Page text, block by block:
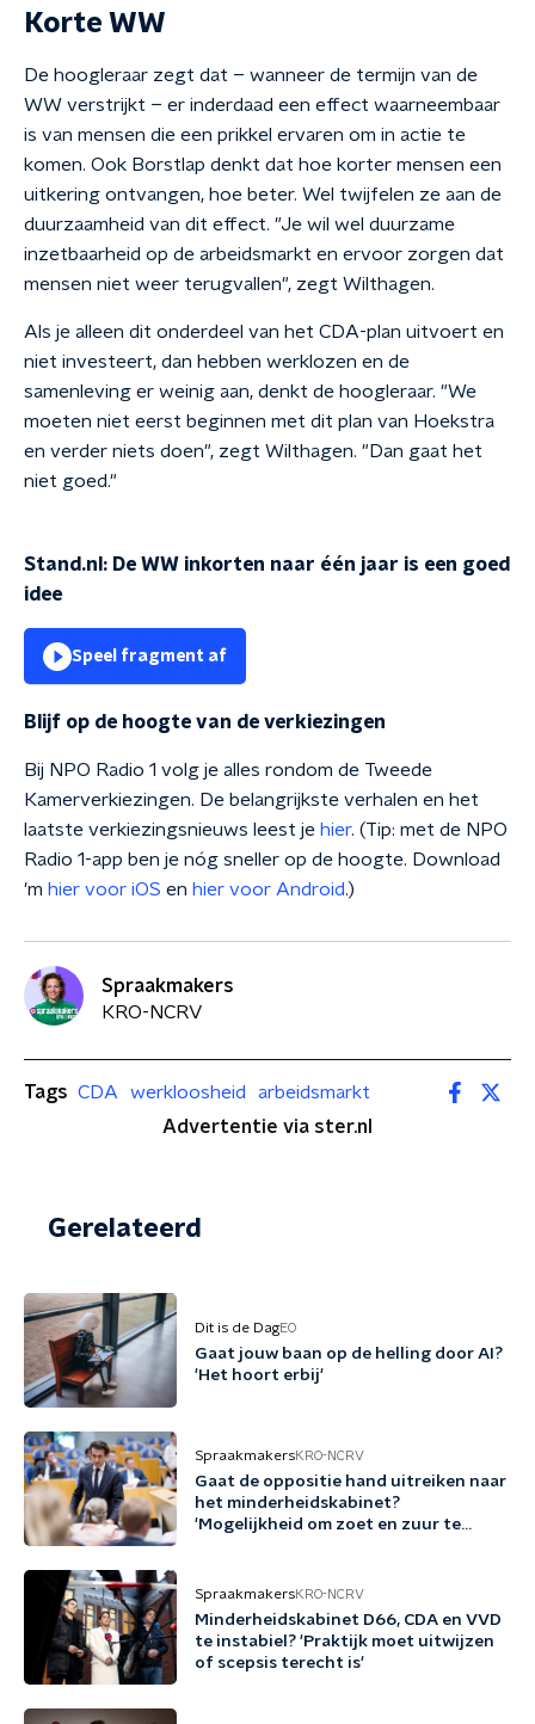
Korte WW
De hoogleraar zegt dat – wanneer de termijn van de
WW verstrijkt – er inderdaad een effect waarneembaar
is van mensen die een prikkel ervaren om in actie te
komen. Ook Borstlap denkt dat hoe korter mensen een
uitkering ontvangen, hoe beter. Wel twijfelen ze aan de
duurzaamheid van dit effect. "Je wil wel duurzame
inzetbaarheid op de arbeidsmarkt en ervoor zorgen dat
mensen niet weer terugvallen", zegt Wilthagen.
Als je alleen dit onderdeel van het CDA-plan uitvoert en
niet investeert, dan hebben werklozen en de
samenleving er weinig aan, denkt de hoogleraar. "We
moeten niet eerst beginnen met dit plan van Hoekstra
en verder niets doen", zegt Wilthagen. "Dan gaat het
niet goed."
Stand.nl: De WW inkorten naar één jaar is een goed
idee
Speel fragment af
Blijf op de hoogte van de verkiezingen
Bij NPO Radio 1 volg je alles rondom de Tweede
Kamerverkiezingen. De belangrijkste verhalen en het
laatste verkiezingsnieuws leest je hier. (Tip: met de NPO
Radio 1-app ben je nóg sneller op de hoogte. Download
'm hier voor iOS en hier voor Android.)
Spraakmakers
KRO-NCRV
Tags CDA werkloosheid
arbeidsmarkt
Advertentie via ster.nl
Gerelateerd
Dit is de DagEO
Gaat jouw baan op de helling door AI?
'Het hoort erbij'
SpraakmakersKRO-NCRV
Gaat de oppositie hand uitreiken naar
het minderheidskabinet?
'Mogelijkheid om zoet en zuur te
SpraakmakersKRO-NCRV
Minderheidskabinet D66, CDA en VVD
te instabiel? 'Praktijk moet uitwijzen
of scepsis terecht is'